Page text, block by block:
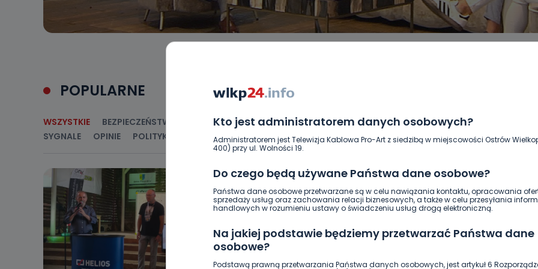
Kto jest administratorem danych osobowych?
Administratorem jest Telewizja Kablowa Pro-Art z siedzibą w miejscowości Ostrów
400) przy ul. Wolności 19.
Do czego będą używane Państwa dane osobowe?
Państwa dane osobowe przetwarzane są w celu nawiązania kontaktu, opracowania
sprzedaży usług oraz zachowania relacji biznesowych, a także w celu przesyłania
handlowych w rozumieniu ustawy o świadczeniu usług drogą elektroniczną.
Na jakiej podstawie będziemy przetwarzać Państwa dane
osobowe?
Podstawą prawną przetwarzania Państwa danych osobowych, jest artykuł 6
POPULARNE
WSZYSTKIE BEZPIECZEŃSTWO CIEKAWOSTKI EDUKACJA GOSPODARKA I FINANSE HISTORIA
SYGNALE
OPINIE POLITYKA RELIGIA SAMORZĄD ŚRODOWISKO WASZE INFO WSZYSTKICH ŚWIĘTYCH